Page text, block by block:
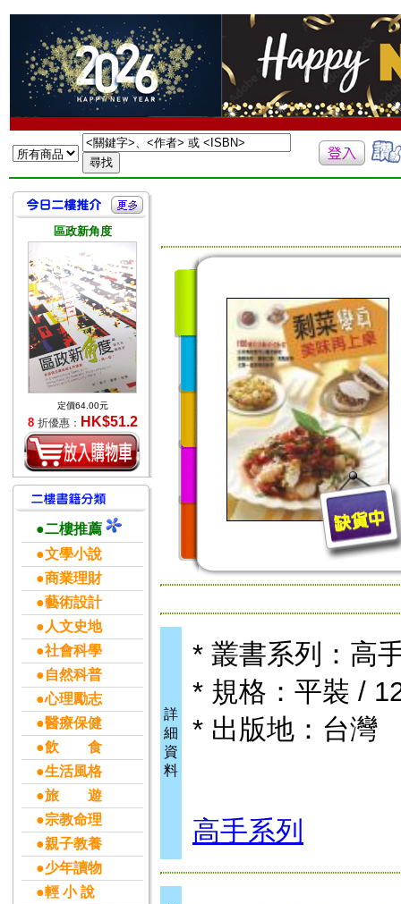
區政新角度
定價64.00元
8 折優惠： HK$51.2
●二樓推薦
●文學小說
●商業理財
●藝術設計
●人文史地
●社會科學
●自然科普
●心理勵志
●醫療保健
●飲 食
●生活風格
●旅 遊
●宗教命理
●親子教養
●少年讀物
●輕 小 說
詳
細
資
料
* 叢書系列：高
* 規格：平裝 /
* 出版地：台灣
高手系列